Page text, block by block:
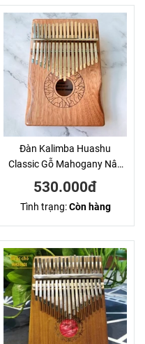
Đàn Kalimba Huashu
Classic Gỗ Mahogany Nâu
Tròn 17 Phím 21 Phím
530.000đ
Tình trạng:Còn hàng